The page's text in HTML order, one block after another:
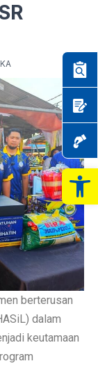
berterusan
dalam
keutamaan